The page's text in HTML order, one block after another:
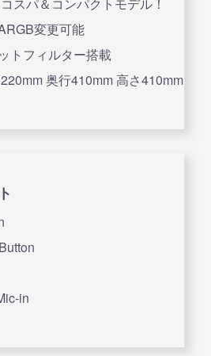
変更可能
トフィルター搭載
奥行410mm 高さ410mm
in